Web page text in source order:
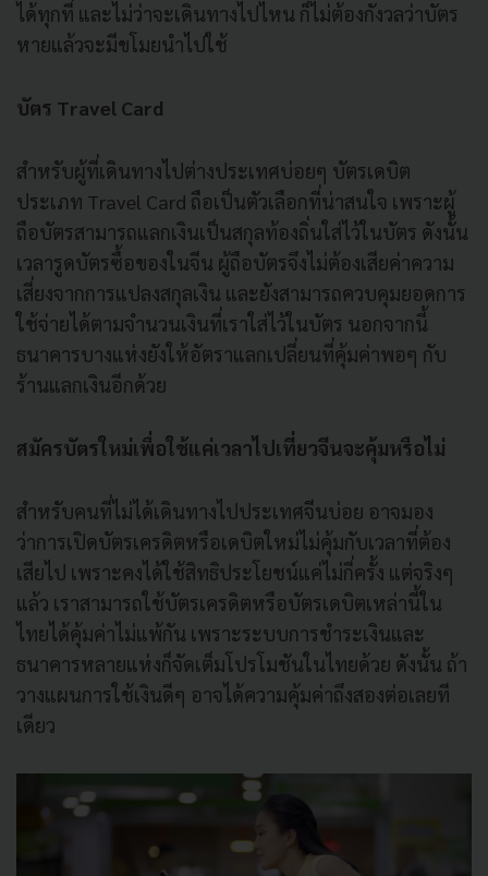
ได้ทุกที่ และไม่ว่าจะเดินทางไปไหน ก็ไม่ต้องกังวลว่าบัตร
หายแล้วจะมีขโมยนำไปใช้
บัตร Travel Card
สำหรับผู้ที่เดินทางไปต่างประเทศบ่อยๆ บัตรเดบิต
ประเภท Travel Card ถือเป็นตัวเลือกที่น่าสนใจ เพราะผู้
ถือบัตรสามารถแลกเงินเป็นสกุลท้องถิ่นใส่ไว้ในบัตร ดังนั้น
เวลารูดบัตรซื้อของในจีน ผู้ถือบัตรจึงไม่ต้องเสียค่าความ
เสี่ยงจากการแปลงสกุลเงิน และยังสามารถควบคุมยอดการ
ใช้จ่ายได้ตามจำนวนเงินที่เราใส่ไว้ในบัตร นอกจากนี้
ธนาคารบางแห่งยังให้อัตราแลกเปลี่ยนที่คุ้มค่าพอๆ กับ
ร้านแลกเงินอีกด้วย
สมัครบัตรใหม่เพื่อใช้แค่เวลาไปเที่ยวจีนจะคุ้มหรือไม่
สำหรับคนที่ไม่ได้เดินทางไปประเทศจีนบ่อย อาจมอง
ว่าการเปิดบัตรเครดิตหรือเดบิตใหม่ไม่คุ้มกับเวลาที่ต้อง
เสียไป เพราะคงได้ใช้สิทธิประโยชน์แค่ไม่กี่ครั้ง แต่จริงๆ
แล้ว เราสามารถใช้บัตรเครดิตหรือบัตรเดบิตเหล่านี้ใน
ไทยได้คุ้มค่าไม่แพ้กัน เพราะระบบการชำระเงินและ
ธนาคารหลายแห่งก็จัดเต็มโปรโมชันในไทยด้วย ดังนั้น ถ้า
วางแผนการใช้เงินดีๆ อาจได้ความคุ้มค่าถึงสองต่อเลยที
เดียว